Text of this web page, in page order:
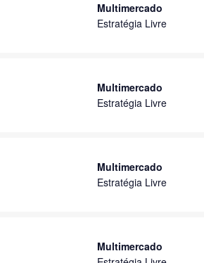
Multimercado
Estratégia Livre
Multimercado
Estratégia Livre
Multimercado
Estratégia Livre
Multimercado